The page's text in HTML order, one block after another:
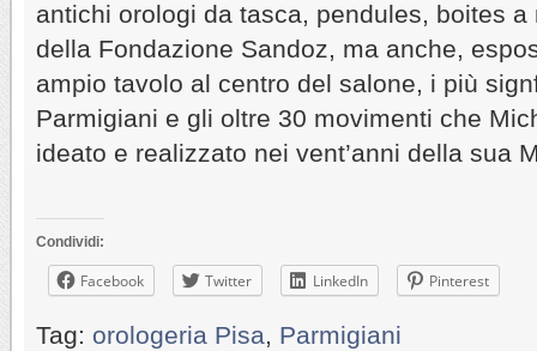
antichi orologi da tasca, pendules, boites
della Fondazione Sandoz, ma anche,
ampio tavolo al centro del salone, i più
Parmigiani e gli oltre 30 movimenti che
ideato e realizzato nei vent’anni della sua
Condividi:
Facebook Twitter LinkedIn Pinterest
Tag: orologeria Pisa, Parmigiani